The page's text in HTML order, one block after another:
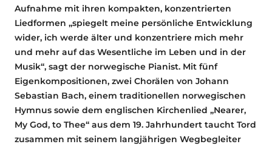
Aufnahme mit ihren kompakten, konzentrierten
Liedformen „spiegelt meine persönliche Entwicklung
wider, ich werde älter und konzentriere mich mehr
und mehr auf das Wesentliche im Leben und in der
Musik“, sagt der norwegische Pianist. Mit fünf
Eigenkompositionen, zwei Chorälen von Johann
Sebastian Bach, einem traditionellen norwegischen
Hymnus sowie dem englischen Kirchenlied „Nearer,
My God, to Thee“ aus dem 19. Jahrhundert taucht Tord
zusammen mit seinem langjährigen Wegbegleiter